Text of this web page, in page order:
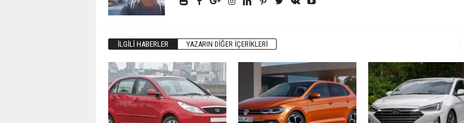
İLGILI HABERLER YAZARIN DIĞER İÇERIKLERI